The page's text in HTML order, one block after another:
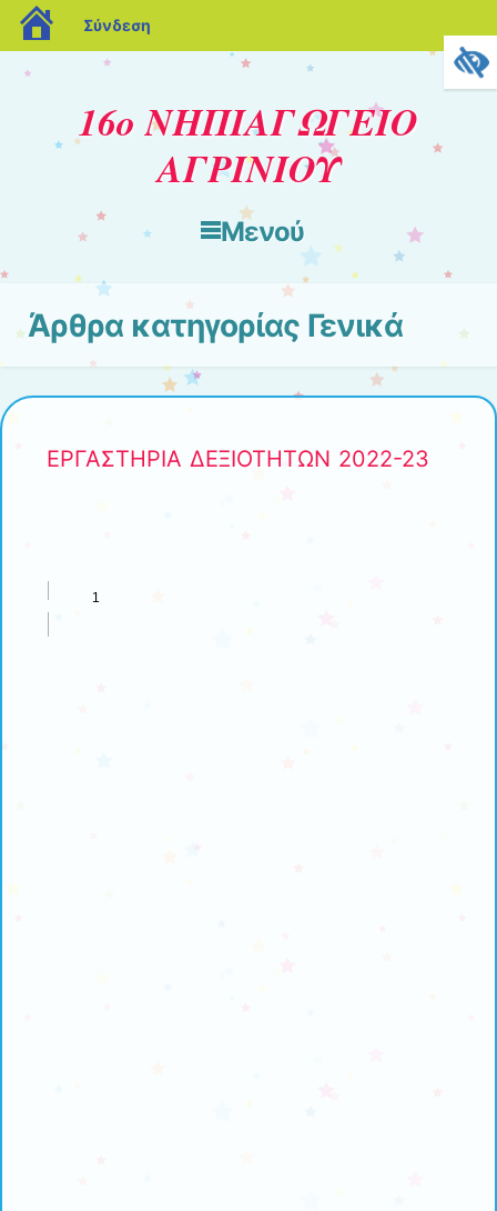
blogs.sch.gr
Σύνδεση
16ο ΝΗΠΙΑΓΩΓΕΙΟ
ΑΓΡΙΝΙΟΥ
Μενού
Μετάβαση στο περιεχόμενο
Άρθρα κατηγορίας Γενικά
ΕΡΓΑΣΤΗΡΙΑ ΔΕΞΙΟΤΗΤΩΝ 2022-23